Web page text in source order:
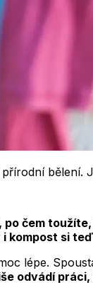
bělení.
čem
kompost si
lépe.
odvádí